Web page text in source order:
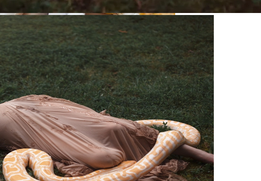
Mercedes-Benz GLE
Сюрприз Уже В Сентябре 2023